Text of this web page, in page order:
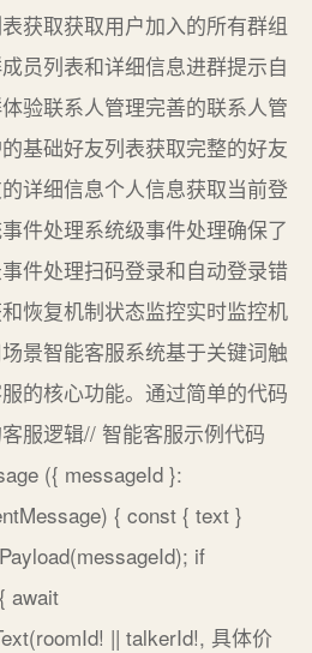
获取获取用户加入的所有群组
员列表和详细信息进群提示自
验联系人管理完善的联系人管
基础好友列表获取完整的好友
详细信息个人信息获取当前登
件处理系统级事件处理确保了
件处理扫码登录和自动登录错
恢复机制状态监控实时监控机
景智能客服系统基于关键词触
的核心功能。通过简单的代码
服逻辑// 智能客服示例代码
({ messageId }:
{ const { text }
if
await
|| talkerId!, 具体价